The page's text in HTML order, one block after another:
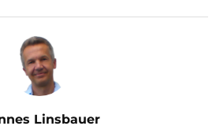
Linsbauer